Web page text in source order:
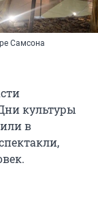
Самсона
культуры
в